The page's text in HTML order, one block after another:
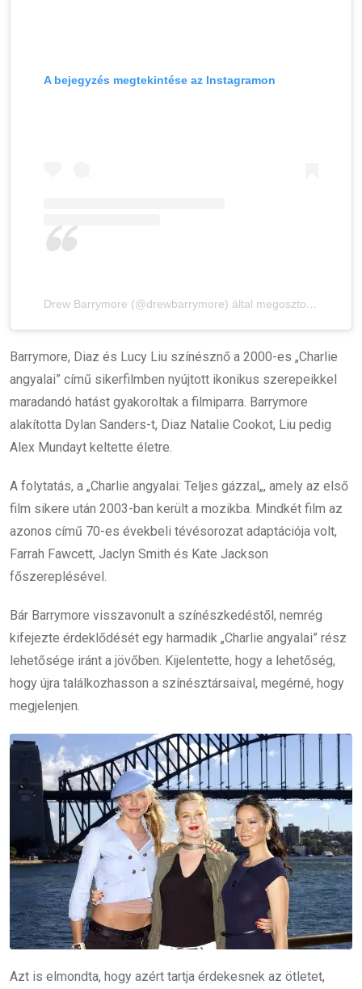
A bejegyzés megtekintése az Instagramon
Drew Barrymore (@drewbarrymore) által megosztott bejegyzés
Barrymore, Diaz és Lucy Liu színésznő a 2000-es „Charlie
angyalai” című sikerfilmben nyújtott ikonikus szerepeikkel
maradandó hatást gyakoroltak a filmiparra. Barrymore
alakította Dylan Sanders-t, Diaz Natalie Cookot, Liu pedig
Alex Mundayt keltette életre.
A folytatás, a „Charlie angyalai: Teljes gázzal„, amely az első
film sikere után 2003-ban került a mozikba. Mindkét film az
azonos című 70-es évekbeli tévésorozat adaptációja volt,
Farrah Fawcett, Jaclyn Smith és Kate Jackson
főszereplésével.
Bár Barrymore visszavonult a színészkedéstől, nemrég
kifejezte érdeklődését egy harmadik „Charlie angyalai” rész
lehetősége iránt a jövőben. Kijelentette, hogy a lehetőség,
hogy újra találkozhasson a színésztársaival, megérné, hogy
megjelenjen.
Azt is elmondta, hogy azért tartja érdekesnek az ötletet,